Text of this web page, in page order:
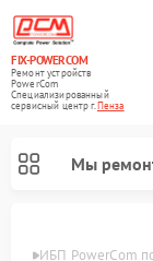
FIX-POWERCOM
Ремонт устройств
PowerCom
Специализированный
cервисный центр г.Пенза
Мы
ИБП PowerCom